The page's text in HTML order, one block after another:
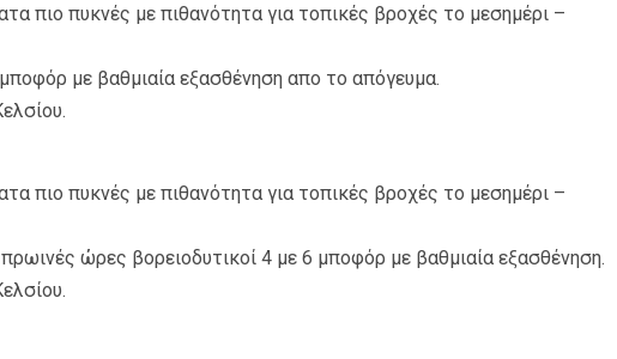
πιο πυκνές με πιθανότητα για τοπικές βροχές το μεσημέρι –
με βαθμιαία εξασθένηση απο το απόγευμα.
πιο πυκνές με πιθανότητα για τοπικές βροχές το μεσημέρι –
ώρες βορειοδυτικοί 4 με 6 μποφόρ με βαθμιαία εξασθένηση.